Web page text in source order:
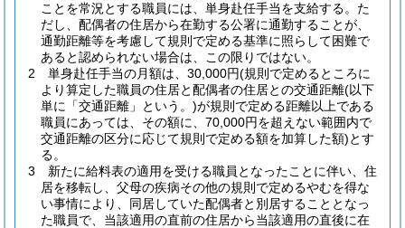
ことを常況とする職員には、単身赴任手当を支給する。 た
だし、配偶者の住居から在勤する公署に通勤することが、
通勤距離等を考慮して規則で定める基準に照らして困難で
あると認められない場合は、この限りではない。
2
単身赴任手当の月額は、30,000円(規則で定めるところに
より算定した職員の住居と配偶者の住居との交通距離(以下
単に「交通距離」という。)が規則で定める距離以上である
職員にあっては、その額に、70,000円を超えない範囲内で
交通距離の区分に応じて規則で定める額を加算した額)とす
る。
3
新たに給料表の適用を受ける職員となったことに伴い、住
居を移転し、父母の疾病その他の規則で定めるやむを得な
い事情により、同居していた配偶者と別居することとなっ
た職員で、当該適用の直前の住居から当該適用の直後に在